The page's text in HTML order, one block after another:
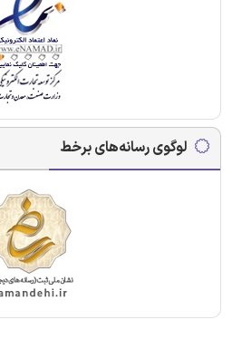
لوگوی رسانه‌های برخط